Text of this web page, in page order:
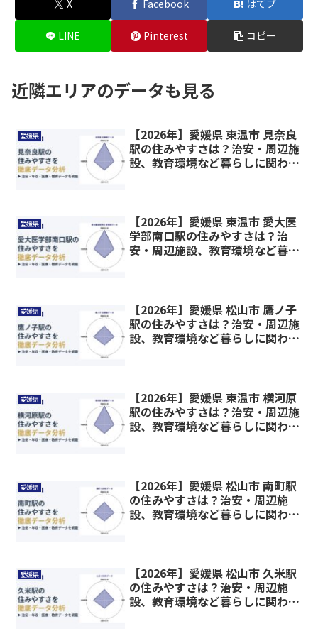
X Facebook はてブ
LINE Pinterest コピー
近隣エリアのデータも見る
愛媛県
【2026年】愛媛県 東温市 見奈良
駅の住みやすさは？治安・周辺施
設、教育環境など暮らしに関わる
愛媛県
【2026年】愛媛県 東温市 愛大医
学部南口駅の住みやすさは？治
安・周辺施設、教育環境など暮ら
愛媛県
【2026年】愛媛県 松山市 鷹ノ子
駅の住みやすさは？治安・周辺施
設、教育環境など暮らしに関わる
愛媛県
【2026年】愛媛県 東温市 横河原
駅の住みやすさは？治安・周辺施
設、教育環境など暮らしに関わる
愛媛県
【2026年】愛媛県 松山市 南町駅
の住みやすさは？治安・周辺施
設、教育環境など暮らしに関わる
愛媛県
【2026年】愛媛県 松山市 久米駅
の住みやすさは？治安・周辺施
設、教育環境など暮らしに関わる